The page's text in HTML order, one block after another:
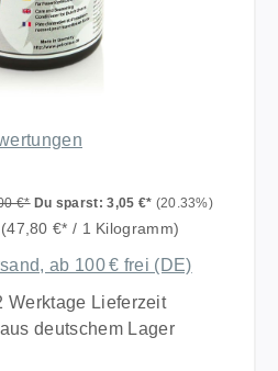
€* Du sparst: 3,05 €* (20.33%)
(47,80 €* / 1 Kilogramm)
ab 100 € frei (DE)
Werktage Lieferzeit
deutschem Lager